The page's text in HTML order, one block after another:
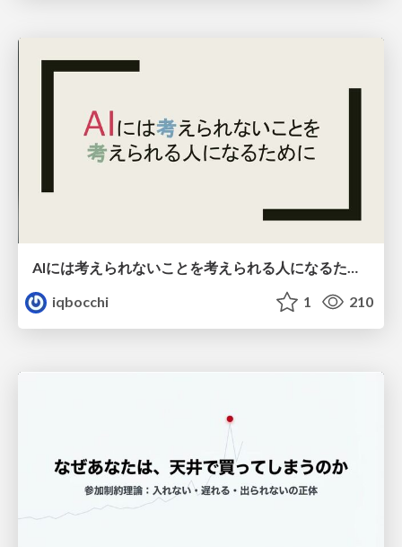
AIには考えられないことを考えられる人になるために
iqbocchi
1 210